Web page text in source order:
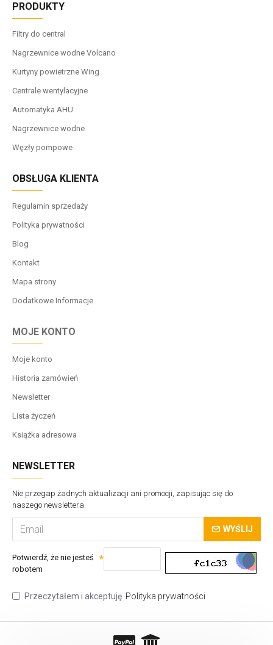
PRODUKTY
Filtry do central
Nagrzewnice wodne Volcano
Kurtyny powietrzne Wing
Centrale wentylacyjne
Automatyka AHU
Nagrzewnice wodne
Węzły pompowe
OBSŁUGA KLIENTA
Regulamin sprzedaży
Polityka prywatności
Blog
Kontakt
Mapa strony
Dodatkowe Informacje
MOJE KONTO
Moje konto
Historia zamówień
Newsletter
Lista życzeń
Książka adresowa
NEWSLETTER
Nie przegap żadnych aktualizacji ani promocji, zapisując się do
naszego newslettera.
WYŚLIJ
Potwierdź, że nie jesteś
robotem
Przeczytałem i akceptuję Polityka prywatności